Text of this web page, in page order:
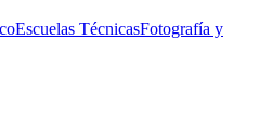
Escuelas TécnicasFotografía y